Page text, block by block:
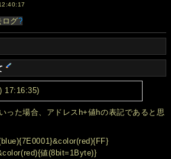
グ?
17:16:35)
った場合、アドレスh+値hの表記であると思
値(8bit=1Byte)}